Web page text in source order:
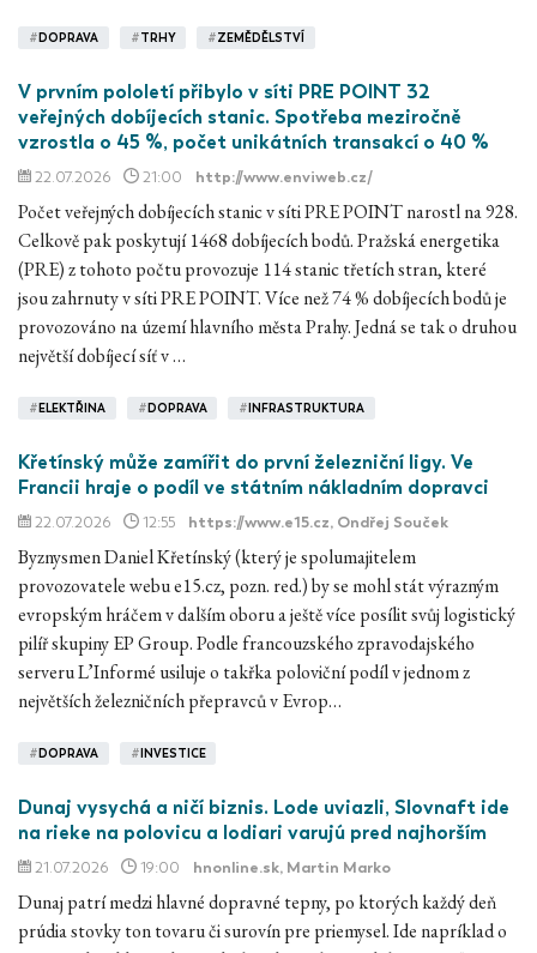
# DOPRAVA #TRHY #ZEMĚDĚLSTVÍ
V prvním pololetí přibylo v síti PRE POINT 32
veřejných dobíjecích stanic. Spotřeba meziročně
vzrostla o 45 %, počet unikátních transakcí o 40 %
22.07.2026 21:00 http://www.enviweb.cz/
Počet veřejných dobíjecích stanic v síti PRE POINT narostl na 928.
Celkově pak poskytují 1468 dobíjecích bodů. Pražská energetika
(PRE) z tohoto počtu provozuje 114 stanic třetích stran, které
jsou zahrnuty v síti PRE POINT. Více než 74 % dobíjecích bodů je
provozováno na území hlavního města Prahy. Jedná se tak o druhou
největší dobíjecí síť v …
# ELEKTŘINA # DOPRAVA # INFRASTRUKTURA
Křetínský může zamířit do první železniční ligy. Ve
Francii hraje o podíl ve státním nákladním dopravci
22.07.2026 12:55 https://www.e15.cz, Ondřej Souček
Byznysmen Daniel Křetínský (který je spolumajitelem
provozovatele webu e15.cz, pozn. red.) by se mohl stát výrazným
evropským hráčem v dalším oboru a ještě více posílit svůj logistický
pilíř skupiny EP Group. Podle francouzského zpravodajského
serveru L’Informé usiluje o takřka poloviční podíl v jednom z
největších železničních přepravců v Evrop…
# DOPRAVA # INVESTICE
Dunaj vysychá a ničí biznis. Lode uviazli, Slovnaft ide
na rieke na polovicu a lodiari varujú pred najhorším
21.07.2026 19:00 hnonline.sk, Martin Marko
Dunaj patrí medzi hlavné dopravné tepny, po ktorých každý deň
prúdia stovky ton tovaru či surovín pre priemysel. Ide napríklad o